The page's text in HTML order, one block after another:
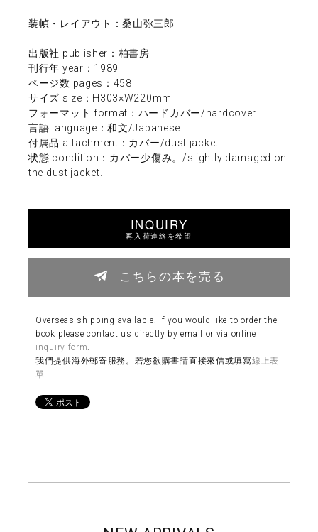
装幀・レイアウト：桑山弥三郎
出版社 publisher：柏書房
刊行年 year：1989
ページ数 pages：458
サイズ size：H303×W220mm
フォーマット format：ハードカバー/hardcover
言語 language：和文/Japanese
付属品 attachment：カバー/dust jacket.
状態 condition：カバー少傷み。/slightly damaged on
the dust jacket.
INQUIRY
再入荷連絡を希望
こちらの本を売る
Overseas shipping available. If you would like to order the
book please contact us directly by email or via online
inquiry form
我們提供海外郵寄服務。若您欲購書請直接來信或填寫線上表
單